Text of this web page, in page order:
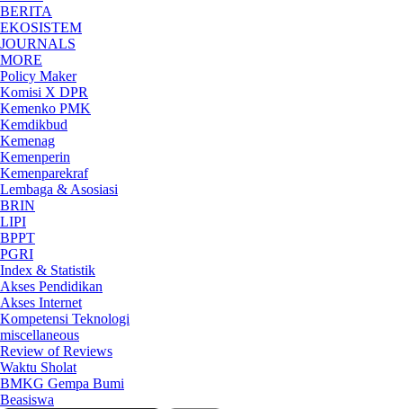
BERITA
EKOSISTEM
JOURNALS
MORE
Policy Maker
Komisi X DPR
Kemenko PMK
Kemdikbud
Kemenag
Kemenperin
Kemenparekraf
Lembaga & Asosiasi
BRIN
LIPI
BPPT
PGRI
Index & Statistik
Akses Pendidikan
Akses Internet
Kompetensi Teknologi
miscellaneous
Review of Reviews
Waktu Sholat
BMKG Gempa Bumi
Beasiswa